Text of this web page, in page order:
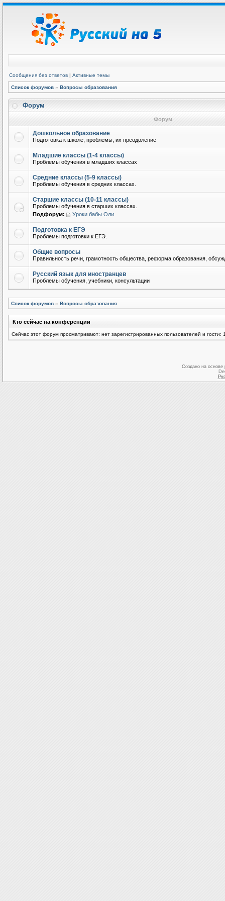
Сообщения без ответов | Активные темы
Список форумов » Вопросы образования
Форум
Форум
Дошкольное образование
Подготовка к школе, проблемы, их преодоление
Младшие классы (1-4 классы)
Проблемы обучения в младших классах
Средние классы (5-9 классы)
Проблемы обучения в средних классах.
Старшие классы (10-11 классы)
Проблемы обучения в старших классах.
Подфорум:
Уроки бабы Оли
Подготовка к ЕГЭ
Проблемы подготовки к ЕГЭ.
Общие вопросы
Правильность речи, грамотность общества, реформа образования,
Русский язык для иностранцев
Проблемы обучения, учебники, консультации
Список форумов » Вопросы образования
Кто сейчас на конференции
Сейчас этот форум просматривают: нет зарегистрированных пользователей и гости:
Создано на основе